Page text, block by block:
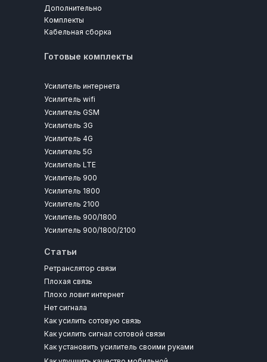
Готовые комплекты
Статьи
Ретранслятор связи
Дополнительно
Усилитель интернета
Усилитель wifi
Усилитель GSM
Усилитель 3G
Усилитель 4G
Усилитель 5G
Усилитель LTE
Усилитель 900
Усилитель 1800
Усилитель 2100
Усилитель 900/1800
Усилитель 900/1800/2100
Плохая связь
Плохо ловит интернет
Нет сигнала
Как усилить сотовую связь
Как усилить сигнал сотовой связи
Как установить усилитель своими руками
Кабельная сборка
Комплекты